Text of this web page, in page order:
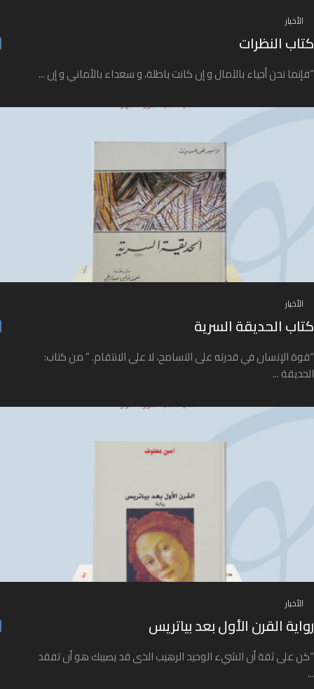
الأخبار
كتاب النظرات
“فإنما نحن أحياء بالآمال و إن كانت باطلة، و سعداء بالأماني و إن ...
الأخبار
كتاب الحديقة السرية
“قوة الإنسان في قدرته على التسامح، لا على الانتقام. ” من كتاب:
الحديقة ...
الأخبار
رواية القرن الأول بعد بياتريس
“كن على ثقة أن الشيء الوحيد الرهيب الذى قد يصيبك هو أن تفقد
...